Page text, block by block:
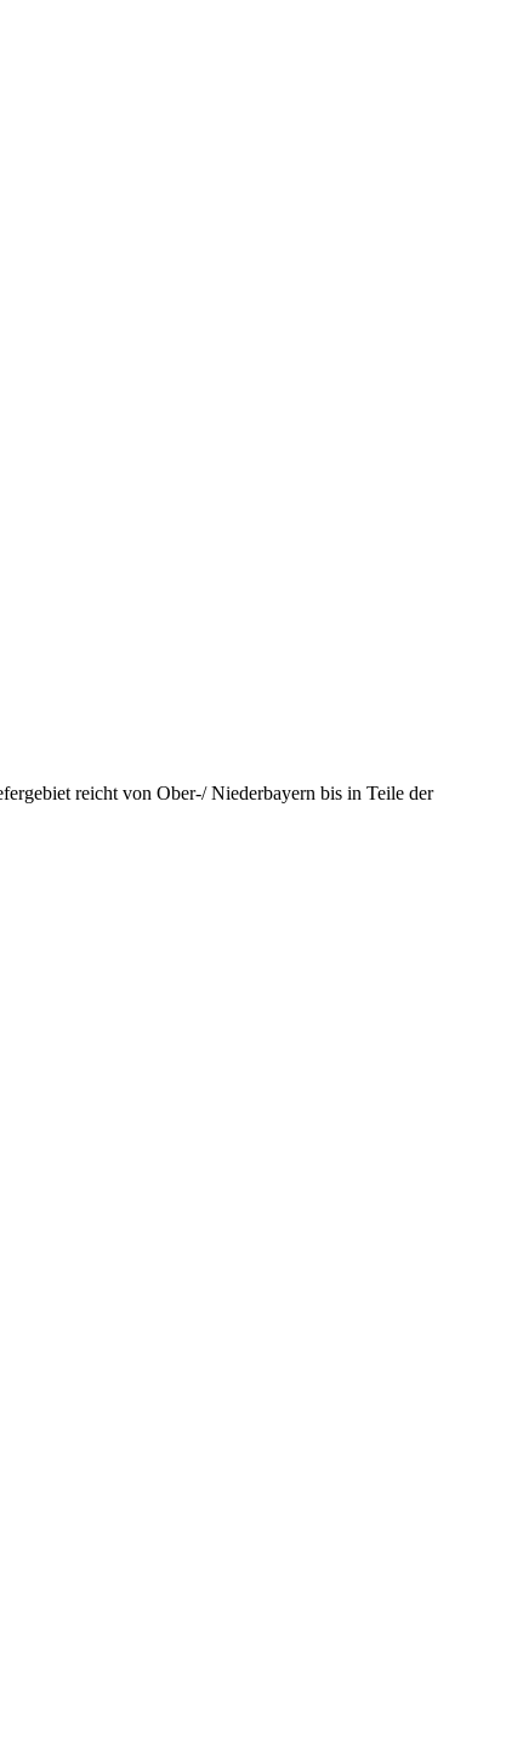
reicht von Ober-/ Niederbayern bis in Teile der